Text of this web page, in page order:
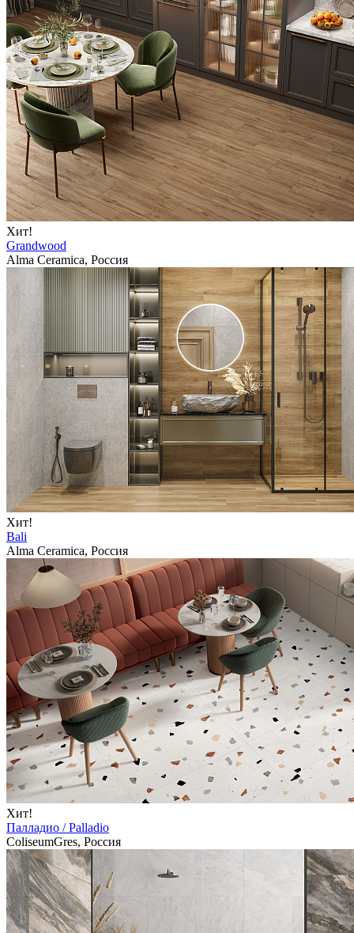
Хит!
Grandwood
Alma Ceramica, Россия
Хит!
Bali
Alma Ceramica, Россия
Хит!
Палладио / Palladio
ColiseumGres, Россия